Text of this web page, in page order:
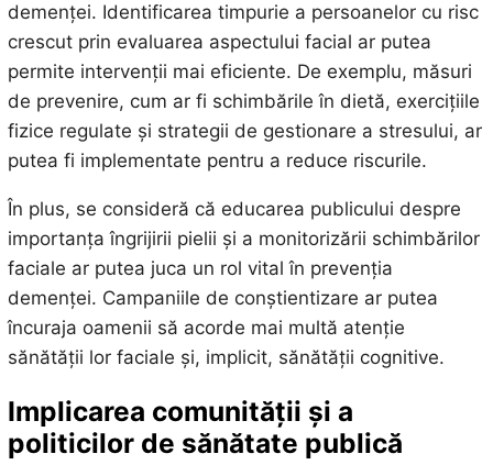
demenței. Identificarea timpurie a persoanelor cu risc
crescut prin evaluarea aspectului facial ar putea
permite intervenții mai eficiente. De exemplu, măsuri
de prevenire, cum ar fi schimbările în dietă, exercițiile
fizice regulate și strategii de gestionare a stresului, ar
putea fi implementate pentru a reduce riscurile.
În plus, se consideră că educarea publicului despre
importanța îngrijirii pielii și a monitorizării schimbărilor
faciale ar putea juca un rol vital în prevenția
demenței. Campaniile de conștientizare ar putea
încuraja oamenii să acorde mai multă atenție
sănătății lor faciale și, implicit, sănătății cognitive.
Implicarea comunității și a
politicilor de sănătate publică